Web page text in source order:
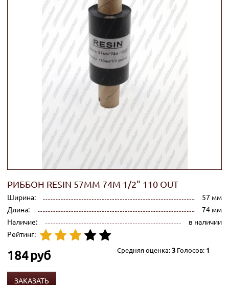
РИББОН RESIN 57ММ 74М 1/2" 110 OUT
Ширина:
57 мм
Длина:
74 мм
Наличие:
в наличии
Рейтинг:
Средняя оценка:3 Голосов: 1
184руб
ЗАКАЗАТЬ